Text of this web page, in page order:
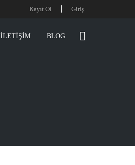
Kayıt Ol Giriş
İLETİŞİM BLOG